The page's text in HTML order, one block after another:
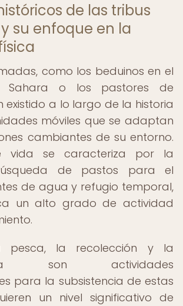
de las tribus
su enfoque en la
como los beduinos en el
Sahara o los pastores de
existido a lo largo de la historia
móviles que se adaptan
cambiantes de su entorno.
vida se caracteriza por la
de pastos para el
de agua y refugio temporal,
un alto grado de actividad
pesca, la recolección y la
son actividades
para la subsistencia de estas
un nivel significativo de